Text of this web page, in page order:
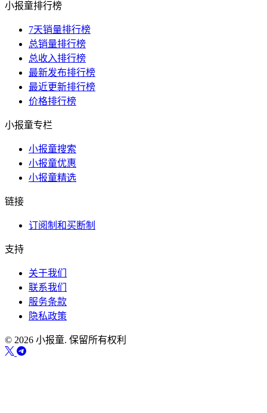
小报童排行榜
7天销量排行榜
总销量排行榜
总收入排行榜
最新发布排行榜
最近更新排行榜
价格排行榜
小报童专栏
小报童搜索
小报童优惠
小报童精选
链接
订阅制和买断制
支持
关于我们
联系我们
服务条款
隐私政策
© 2026 小报童. 保留所有权利